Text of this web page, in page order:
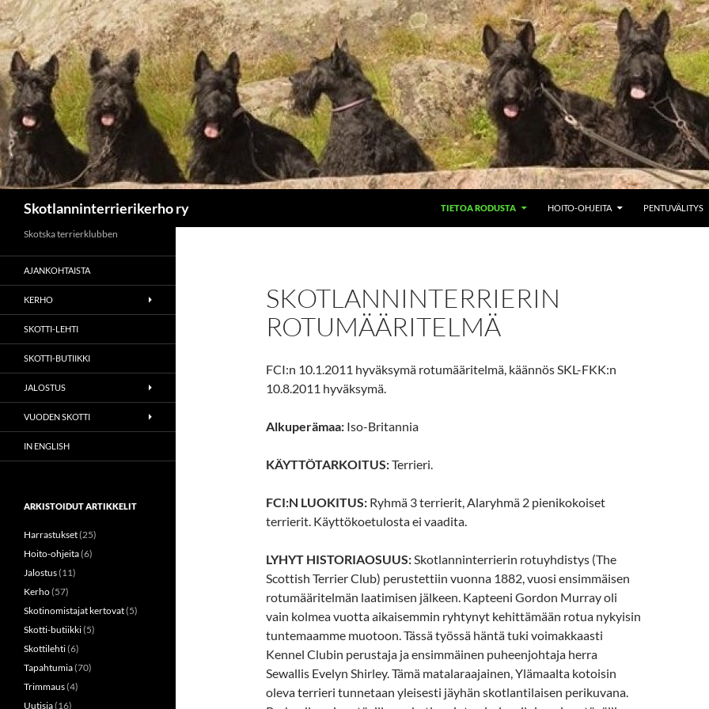
Skotlanninterrierikerho ry
TIETOA RODUSTA
HOITO-OHJEITA PENTUVÄLITYS
SKOTLANNINTERRIERIN
ROTUMÄÄRITELMÄ
FCI:n 10.1.2011 hyväksymä rotumääritelmä, käännös SKL-FKK:n
10.8.2011 hyväksymä.
Alkuperämaa: Iso-Britannia
KÄYTTÖTARKOITUS:Terrieri.
FCI:N LUOKITUS: Ryhmä 3 terrierit, Alaryhmä 2 pienikokoiset
terrierit. Käyttökoetulosta ei vaadita.
LYHYT HISTORIAOSUUS:Skotlanninterrierin rotuyhdistys (The
Scottish Terrier Club) perustettiin vuonna 1882, vuosi ensimmäisen
rotumääritelmän laatimisen jälkeen. Kapteeni Gordon Murray oli
vain kolmea vuotta aikaisemmin ryhtynyt kehittämään rotua nykyisin
tuntemaamme muotoon. Tässä työssä häntä tuki voimakkaasti
Kennel Clubin perustaja ja ensimmäinen puheenjohtaja herra
Sewallis Evelyn Shirley. Tämä matalaraajainen, Ylämaalta kotoisin
oleva terrieri tunnetaan yleisesti jäyhän skotlantilaisen perikuvana.
Skotska terrierklubben
AJANKOHTAISTA
KERHO
SKOTTI-LEHTI
SKOTTI-BUTIIKKI
JALOSTUS
VUODEN SKOTTI
IN ENGLISH
ARKISTOIDUT ARTIKKELIT
Harrastukset(25)
Hoito-ohjeita(6)
Jalostus(11)
Kerho(57)
Skotinomistajat kertovat(5)
Skotti-butiikki(5)
Skottilehti(6)
Tapahtumia(70)
Trimmaus(4)
Uutisia(16)